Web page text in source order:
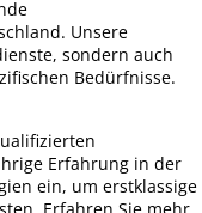
Unsere
sondern auch
Bedürfnisse.
Erfahrung in der
ein, um erstklassige